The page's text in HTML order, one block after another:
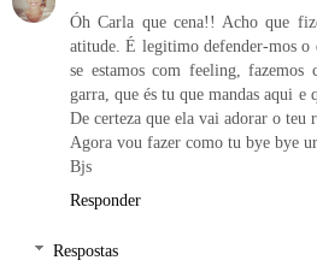
Óh Carla que cena!! Acho que
atitude. É legitimo defender-mos o
se estamos com feeling, fazemos
garra, que és tu que mandas aqui e
De certeza que ela vai adorar o teu
Agora vou fazer como tu bye bye
Bjs
Responder
Respostas